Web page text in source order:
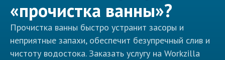
«прочистка ванны»?
Прочистка ванны быстро устранит засоры и
неприятные запахи, обеспечит безупречный слив и
чистоту водостока. Заказать услугу на Workzilla